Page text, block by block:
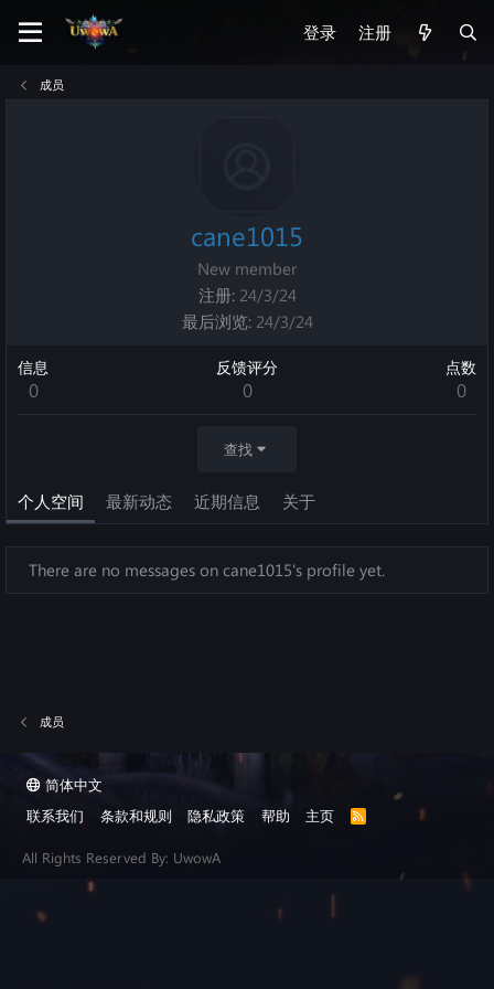
登录 注册
成员
cane1015
New member
注册 24/3/24
最后浏览 24/3/24
信息
0
反馈评分
0
点数
0
查找
个人空间 最新动态 近期信息 关于
There are no messages on cane1015's profile yet.
成员
简体中文
联系我们
条款和规则 隐私政策 帮助 主页
R
All Rights Reserved By: UwowA